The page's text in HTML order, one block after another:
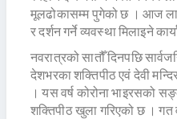
मूलढोकासम्म पुगेको छ । आज
र दर्शन गर्ने व्यवस्था मिलाइने
नवरात्रको सातौँ दिनपछि
देशभरका शक्तिपीठ एवं देवी
। यस वर्ष कोरोना भाइरसको
शक्तिपीठ खुला गरिएको छ । गत